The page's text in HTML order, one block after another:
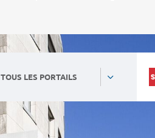
TOUS LES PORTAILS